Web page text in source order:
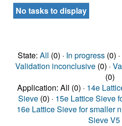
No tasks to display
State: All (0) · In progress(0) ·
Validation inconclusive(0) ·
(0)
Application: All (0) · 14e
Sieve (0) · 15e Lattice Sieve
16e Lattice Sieve for smaller
Sieve V5